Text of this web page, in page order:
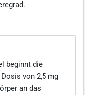
beginnt die
von 2,5 mg
an das